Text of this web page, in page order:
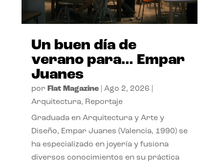
Un buen día de
verano para… Empar
Juanes
por Flat Magazine| Ago 2, 2026
Arquitectura, Reportaje
Graduada en Arquitectura y Arte y
Diseño, Empar Juanes (Valencia, 1990) se
ha especializado en joyería y fusiona
diversos conocimientos en su práctica